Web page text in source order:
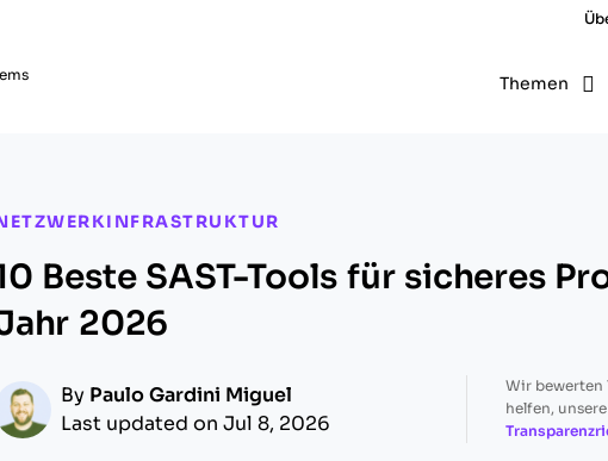
Themen
Beste SAST-Tools für sicheres
2026
By Paulo Gardini Miguel
Last updated on Jul 8, 2026
Wir bewerten
helfen,